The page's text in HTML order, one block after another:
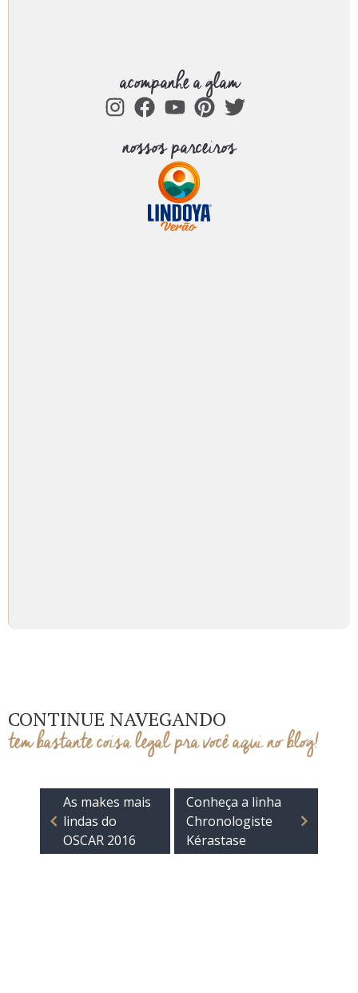
acompanhe a glam
nossos parceiros
CONTINUE NAVEGANDO
tem bastante coisa legal pra você aqui no blog!
As makes mais
lindas do
OSCAR 2016
Conheça a linha
Chronologiste
Kérastase